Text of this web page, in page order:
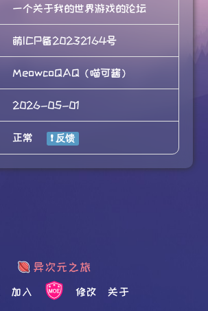
一个关于我的世界游戏的论坛
萌ICP备20232164号
MeowcoQAQ（喵可酱）
2026-05-01
正常
加入 修改 关于